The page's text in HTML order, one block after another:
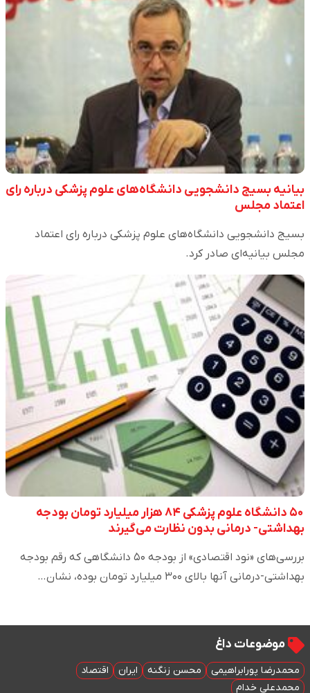
بیانیه بسیج دانشجویی دانشگاه‌های علوم پزشکی درباره رای
اعتماد مجلس
بسیج دانشجویی دانشگاه‌های علوم پزشکی درباره رای اعتماد
مجلس بیانیه‌ای صادر کرد.
۵۰ دانشگاه علوم پزشکی ۸۴ هزار میلیارد تومان بودجه
بهداشتی- درمانی بدون نظارت می‌گیرند
بررسی‌های «نود اقتصادی» از بودجه ۵۰ دانشگاهی که رقم بودجه
بهداشتی-درمانی آنها بالای ۳۰۰ میلیارد تومان بوده، نشان…
موضوعات داغ
محمدرضا پورابراهیمی محسن زنگنه ایران
اقتصاد
محمدعلی خدام